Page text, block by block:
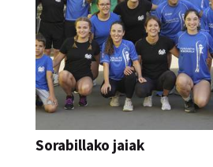
Sorabillako jaiak